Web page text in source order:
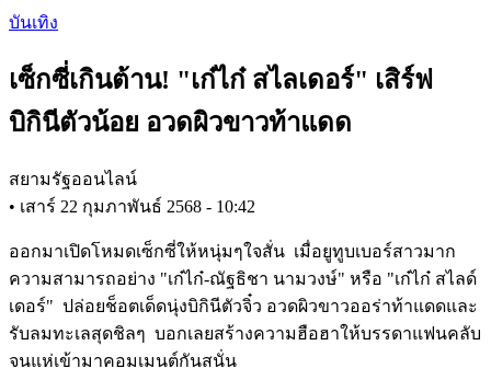
Skip
content
บันเทิง
เซ็กซี่เกินต้าน! "เก๋ไก๋ สไลเดอร์" เสิร์ฟ
บิกินีตัวน้อย อวดผิวขาวท้าแดด
สยามรัฐออนไลน์
• เสาร์ 22 กุมภาพันธ์ 2568 - 10:42
ออกมาเปิดโหมดเซ็กซี่ให้หนุ่มๆใจสั่น เมื่อยูทูบเบอร์สาวมาก
ความสามารถอย่าง "เก๋ไก๋-ณัฐธิชา นามวงษ์" หรือ "เก๋ไก๋ สไลด์
เดอร์" ปล่อยช็อตเด็ดนุ่งบิกินีตัวจิ๋ว อวดผิวขาวออร่าท้าแดดและ
รับลมทะเลสุดชิลๆ บอกเลยสร้างความฮือฮาให้บรรดาแฟนคลับ
จนแห่เข้ามาคอมเมนต์กันสนั่น